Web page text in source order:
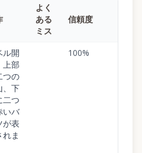
よく
ある
ミス
信頼度
ル開
上部
つの
、下
二つ
いバ
が表
れま
100%